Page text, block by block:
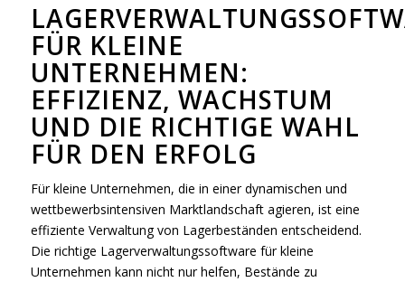
FÜR KLEINE
UNTERNEHMEN:
EFFIZIENZ, WACHSTUM
UND DIE RICHTIGE WAHL
FÜR DEN ERFOLG
Für kleine Unternehmen, die in einer dynamischen und
wettbewerbsintensiven Marktlandschaft agieren, ist eine
effiziente Verwaltung von Lagerbeständen entscheidend.
Die richtige Lagerverwaltungssoftware für kleine
Unternehmen kann nicht nur helfen, Bestände zu